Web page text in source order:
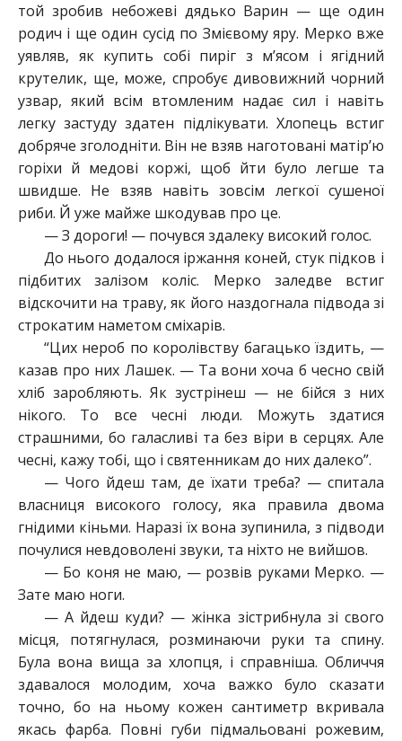
той зробив небожеві дядько Варин — ще один
родич і ще один сусід по Змієвому яру. Мерко вже
уявляв, як купить собі пиріг з м’ясом і ягідний
крутелик, ще, може, спробує дивовижний чорний
узвар, який всім втомленим надає сил і навіть
легку застуду здатен підлікувати. Хлопець встиг
добряче зголодніти. Він не взяв наготовані матір’ю
горіхи й медові коржі, щоб йти було легше та
швидше. Не взяв навіть зовсім легкої сушеної
риби. Й уже майже шкодував про це.
— З дороги! — почувся здалеку високий голос.
До нього додалося іржання коней, стук підков і
підбитих залізом коліс. Мерко заледве встиг
відскочити на траву, як його наздогнала підвода зі
строкатим наметом сміхарів.
“Цих нероб по королівству багацько їздить, —
казав про них Лашек. — Та вони хоча б чесно свій
хліб заробляють. Як зустрінеш — не бійся з них
нікого. То все чесні люди. Можуть здатися
страшними, бо галасливі та без віри в серцях. Але
чесні, кажу тобі, що і святенникам до них далеко”.
— Чого йдеш там, де їхати треба? — спитала
власниця високого голосу, яка правила двома
гнідими кіньми. Наразі їх вона зупинила, з підводи
почулися невдоволені звуки, та ніхто не вийшов.
— Бо коня не маю, — розвів руками Мерко. —
Зате маю ноги.
— А йдеш куди? — жінка зістрибнула зі свого
місця, потягнулася, розминаючи руки та спину.
Була вона вища за хлопця, і справніша. Обличчя
здавалося молодим, хоча важко було сказати
точно, бо на ньому кожен сантиметр вкривала
якась фарба. Повні губи підмальовані рожевим,